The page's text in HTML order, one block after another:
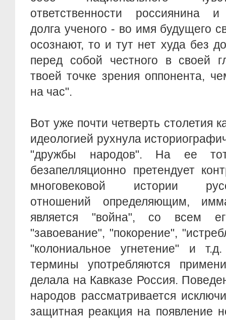
ответственности россиянина и
долга ученого - во имя будущего
осознают, то и тут нет худа без
перед собой честного в своей
твоей точке зрения оппонента,
на час".
Вот уже почти четверть столетия
идеологией рухнула
"дружбы народов". На ее
безапелляционно претендует
многовековой истории
отношений определяющим,
является "война", со всем
"завоевание", "покорение",
"колониальное угнетение" и
термины употребляются
делала на Кавказе Россия.
народов рассматривается
защитная реакция на появление